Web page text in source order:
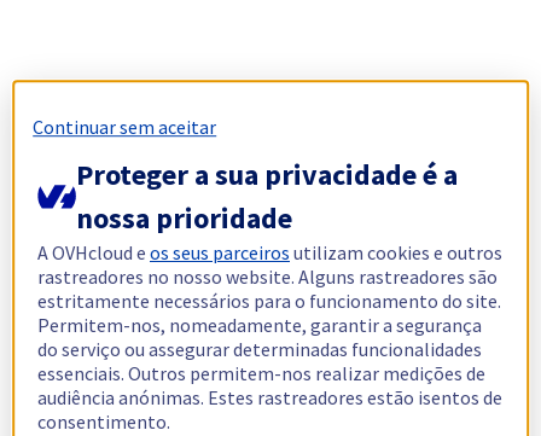
Continuar sem aceitar
Proteger a sua privacidade é a
nossa prioridade
A OVHcloud eos seus parceiros utilizam cookies e outros
rastreadores no nosso website. Alguns rastreadores são
estritamente necessários para o funcionamento do site.
Permitem-nos, nomeadamente, garantir a segurança
do serviço ou assegurar determinadas funcionalidades
essenciais. Outros permitem-nos realizar medições de
audiência anónimas. Estes rastreadores estão isentos de
consentimento.